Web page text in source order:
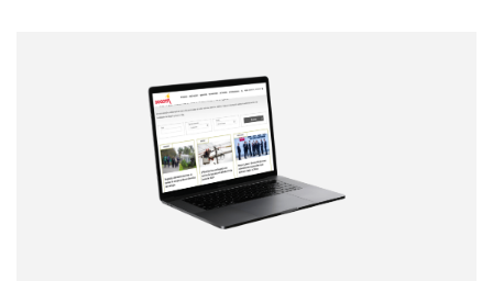
Correo electrónico
Tipo de comentario